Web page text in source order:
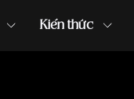
Kiến thức